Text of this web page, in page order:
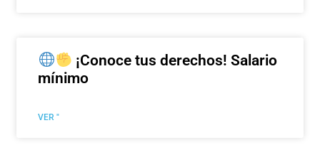
¡Conoce tus derechos! Salario
mínimo
VER "